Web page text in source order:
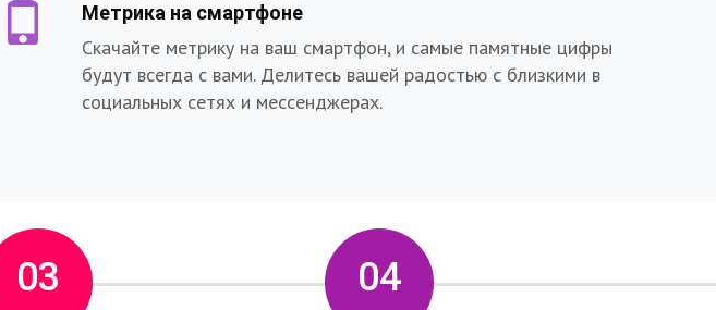
Метрика на смартфоне
Скачайте метрику на ваш смартфон, и самые памятные цифры
будут всегда с вами. Делитесь вашей радостью с близкими в
социальных сетях и мессенджерах.
03 04